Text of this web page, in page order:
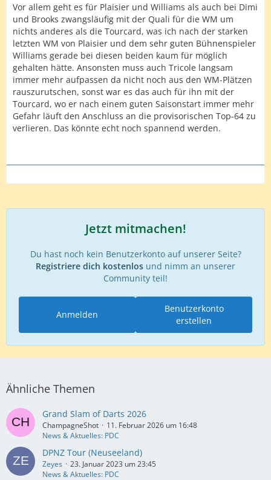
Vor allem geht es für Plaisier und Williams als auch bei Dimi
und Brooks zwangsläufig mit der Quali für die WM um
nichts anderes als die Tourcard, was ich nach der starken
letzten WM von Plaisier und dem sehr guten Bühnenspieler
Williams gerade bei diesen beiden kaum für möglich
gehalten hätte. Ansonsten muss auch Tricole langsam
immer mehr aufpassen da nicht noch aus den WM-Plätzen
rauszurutschen, sonst war es das auch für ihn mit der
Tourcard, wo er nach einem guten Saisonstart immer mehr
Gefahr läuft den Anschluss an die provisorischen Top-64 zu
verlieren. Das könnte echt noch spannend werden.
Jetzt mitmachen!
Du hast noch kein Benutzerkonto auf unserer Seite?
Registriere dich kostenlos und nimm an unserer
Community teil!
Benutzerkonto
erstellen
Anmelden
Ähnliche Themen
Grand Slam of Darts 2026
ChampagneShot
11. Februar 2026 um 16:48
News & Aktuelles: PDC
DPNZ Tour (Neuseeland)
Zeyes
23. Januar 2023 um 23:45
News & Aktuelles: PDC